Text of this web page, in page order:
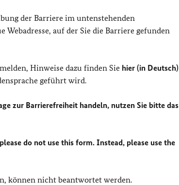
der Barriere im untenstehenden
auf der Sie die Barriere gefunden
Hinweise dazu finden Sie hier (in Deutsch)
geführt wird.
zur Barrierefreiheit handeln, nutzen Sie bitte das
do not use this form. Instead, please use the
können nicht beantwortet werden.